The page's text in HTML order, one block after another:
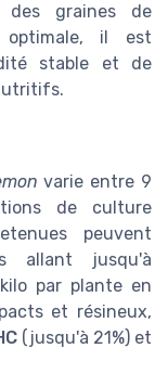
des graines de
optimale, il est
stable et de
varie entre 9
de culture
peuvent
allant jusqu'à
par plante en
et résineux,
(jusqu'à 21%) et